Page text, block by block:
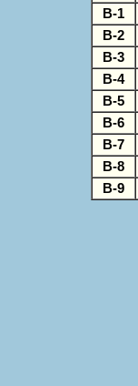
B-1
B-2
B-3
B-4
B-5
B-6
B-7
B-8
B-9